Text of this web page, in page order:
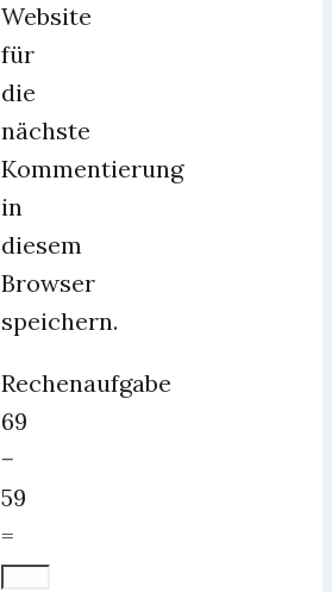
Website
für
die
nächste
Kommentierung
in
diesem
Browser
speichern.
Rechenaufgabe
69
−
59
=